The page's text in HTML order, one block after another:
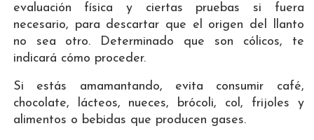
evaluación física y ciertas pruebas si fuera
necesario, para descartar que el origen del llanto
no sea otro. Determinado que son cólicos, te
indicará cómo proceder.
Si estás amamantando, evita consumir café,
chocolate, lácteos, nueces, brócoli, col, frijoles y
alimentos o bebidas que producen gases.